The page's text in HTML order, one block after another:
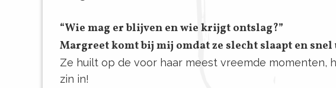
“Wie mag er blijven en wie krijgt ontslag?”
Margreet komt bij mij omdat ze slecht slaapt en
Ze huilt op de voor haar meest vreemde
zin in!